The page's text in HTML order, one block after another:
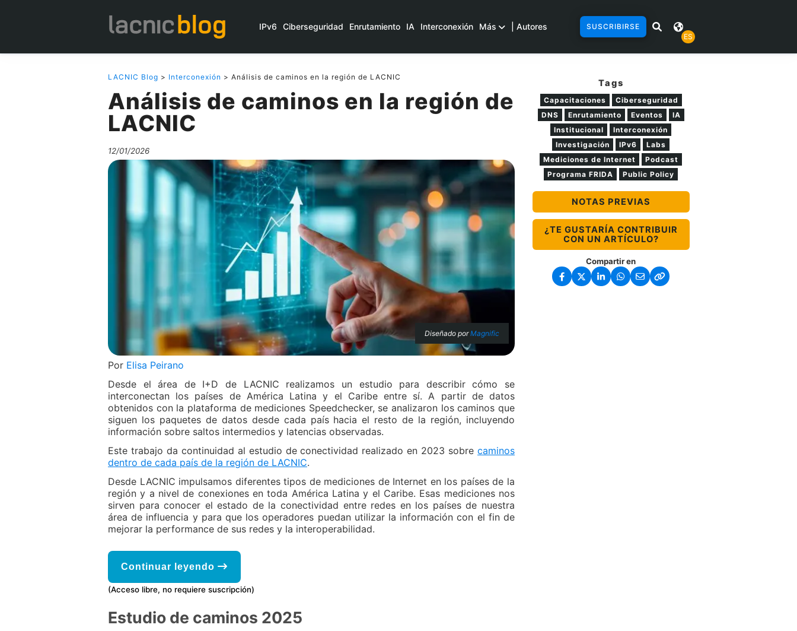
IPv6 Ciberseguridad Enrutamiento IA Interconexión Más | Autores
SUSCRIBIRSE
ES
LACNIC Blog > Interconexión > Análisis de caminos en la región de LACNIC
Análisis de caminos en la región de
LACNIC
12/01/2026
Diseñado porMagnific
Por Elisa Peirano
Desde el área de I+D de LACNIC realizamos un estudio para describir cómo se
interconectan los países de América Latina y el Caribe entre sí. A partir de datos
obtenidos con la plataforma de mediciones Speedchecker, se analizaron los caminos que
siguen los paquetes de datos desde cada país hacia el resto de la región, incluyendo
información sobre saltos intermedios y latencias observadas.
Este trabajo da continuidad al estudio de conectividad realizado en 2023 sobre caminos
dentro de cada país de la región de LACNIC.
Desde LACNIC impulsamos diferentes tipos de mediciones de Internet en los países de la
región y a nivel de conexiones en toda América Latina y el Caribe. Esas mediciones nos
sirven para conocer el estado de la conectividad entre redes en los países de nuestra
área de influencia y para que los operadores puedan utilizar la información con el fin de
mejorar la performance de sus redes y la interoperabilidad.
Continuar leyendo
(Acceso libre, no requiere suscripción)
Estudio de caminos 2025
Tags
Capacitaciones
Ciberseguridad
DNS
Enrutamiento Eventos
IA
Institucional
Interconexión
Investigación
IPv6
Labs
Mediciones de Internet
Podcast
Programa FRIDA
Public Policy
NOTAS PREVIAS
¿TE GUSTARÍA CONTRIBUIR
CON UN ARTÍCULO?
Compartir en